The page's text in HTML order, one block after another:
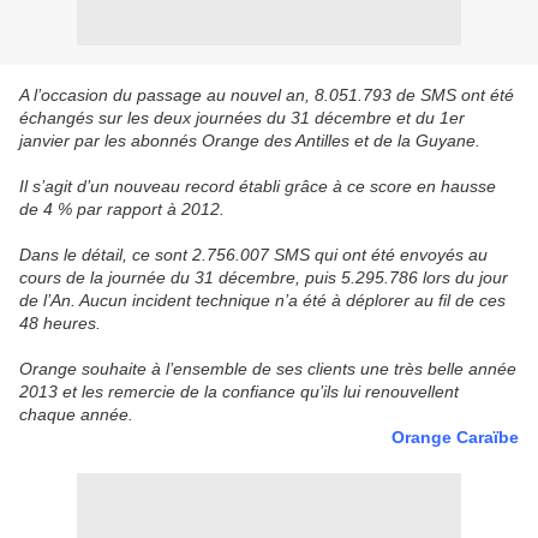
A l’occasion du passage au nouvel an, 8.051.793 de SMS ont été
échangés sur les deux journées du 31 décembre et du 1er
janvier par les abonnés Orange des Antilles et de la Guyane.
Il s’agit d’un nouveau record établi grâce à ce score en hausse
de 4 % par rapport à 2012.
Dans le détail, ce sont 2.756.007 SMS qui ont été envoyés au
cours de la journée du 31 décembre, puis 5.295.786 lors du jour
de l’An. Aucun incident technique n’a été à déplorer au fil de ces
48 heures.
Orange souhaite à l’ensemble de ses clients une très belle année
2013 et les remercie de la confiance qu’ils lui renouvellent
chaque année.
Orange Caraïbe